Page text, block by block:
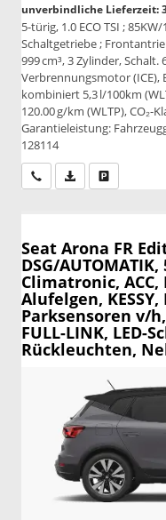
unverbindliche Lieferzeit:
5-türig, 1.0 ECO TSI ;
Schaltgetriebe ;
999 cm³, 3 Zylinder,
Verbrennungsmotor
kombiniert 5,3 l/100km
120.00 g/km (WLTP), CO₂-
Garantieleistung:
128114
Wir rufen Sie an
PDF-Datei,
Seat Arona FR
DSG/
Climatronic,
Alufelgen,
Parksensoren v/
FULL-LINK, LED-
Rückleuchten,